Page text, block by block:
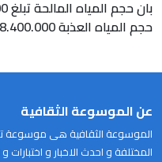
حجم المياه العذبة 8.400.000 ميل مكعب تقريبا
عن الموسوعة الثقافية
الموسوعة الثقافية هى موسوعة
المختلفة و احدث الاخبار و اختبارات